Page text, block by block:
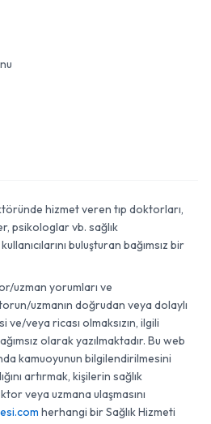
hizmet veren tıp doktorları,
psikologlar vb. sağlık
buluşturan bağımsız bir
uzman yorumları ve
uzmanın doğrudan veya dolaylı
veya ricası olmaksızın, ilgili
olarak yazılmaktadır. Bu web
kamuoyunun bilgilendirilmesini
artırmak, kişilerin sağlık
veya uzmana ulaşmasını
herhangi bir Sağlık Hizmeti